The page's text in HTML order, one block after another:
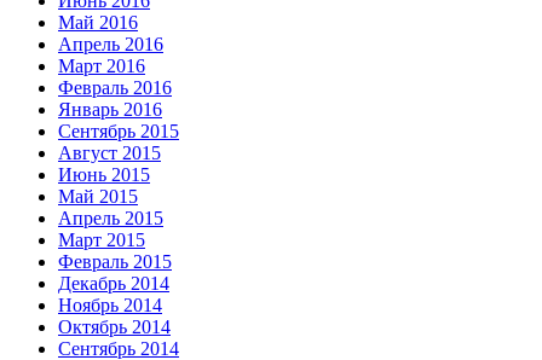
Май 2016
Апрель 2016
Март 2016
Февраль 2016
Январь 2016
Сентябрь 2015
Август 2015
Июнь 2015
Май 2015
Апрель 2015
Март 2015
Февраль 2015
Декабрь 2014
Ноябрь 2014
Октябрь 2014
Сентябрь 2014